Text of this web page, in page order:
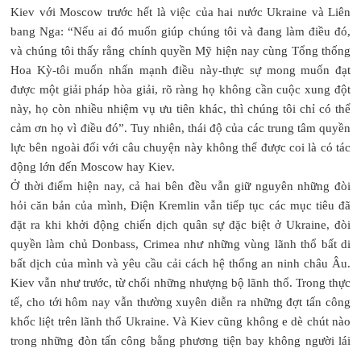
Kiev với Moscow trước hết là việc của hai nước Ukraine và Liên
bang Nga: “Nếu ai đó muốn giúp chúng tôi và đang làm điều đó,
và chúng tôi thấy rằng chính quyền Mỹ hiện nay cùng Tổng thống
Hoa Kỳ-tôi muốn nhấn mạnh điều này-thực sự mong muốn đạt
được một giải pháp hòa giải, rõ ràng họ không cần cuộc xung đột
này, họ còn nhiều nhiệm vụ ưu tiên khác, thì chúng tôi chỉ có thể
cảm ơn họ vì điều đó”. Tuy nhiên, thái độ của các trung tâm quyền
lực bên ngoài đối với câu chuyện này không thể được coi là có tác
động lớn đến Moscow hay Kiev.
Ở thời điểm hiện nay, cả hai bên đều vẫn giữ nguyên những đòi
hỏi căn bản của mình, Điện Kremlin vẫn tiếp tục các mục tiêu đã
đặt ra khi khởi động chiến dịch quân sự đặc biệt ở Ukraine, đòi
quyền làm chủ Donbass, Crimea như những vùng lãnh thổ bất di
bất dịch của mình và yêu cầu cải cách hệ thống an ninh châu Âu.
Kiev vẫn như trước, từ chối những nhượng bộ lãnh thổ. Trong thực
tế, cho tới hôm nay vẫn thường xuyên diễn ra những đợt tấn công
khốc liệt trên lãnh thổ Ukraine. Và Kiev cũng không e dè chút nào
trong những đòn tấn công bằng phương tiện bay không người lái